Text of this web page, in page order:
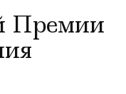
Премии